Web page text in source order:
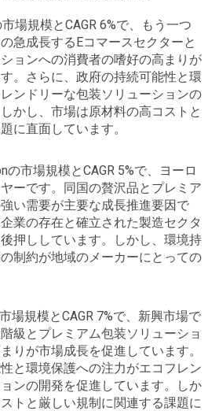
場規模とCAGR 6%で、もう一つ
急成長するEコマースセクターと
ョンへの消費者の嗜好の高まりが
。さらに、政府の持続可能性と環
ンドリーな包装ソリューションの
かし、市場は原材料の高コストと
に直面しています。
の市場規模とCAGR 5%で、ヨーロ
ーです。同国の贅沢品とプレミア
い需要が主要な成長推進要因で
業の存在と確立された製造セクタ
押ししています。しかし、環境持
制約が地域のメーカーにとっての
場規模とCAGR 7%で、新興市場で
級とプレミアム包装ソリューショ
りが市場成長を促進しています。
と環境保護への注力がエコフレン
ンの開発を促進しています。しか
トと厳しい規制に関連する課題に